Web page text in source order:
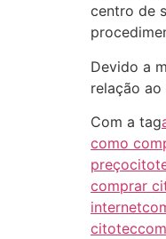
centro de
Devido a
relação
Com a tag
como
preço
comprar
internet
citotec